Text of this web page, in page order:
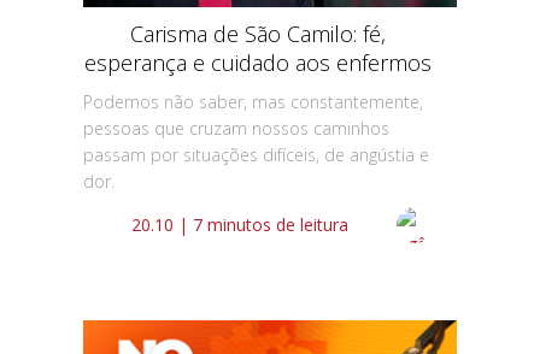
Carisma de São Camilo: fé,
esperança e cuidado aos enfermos
Podemos não saber, mas constantemente,
pessoas que cruzam nossos caminhos
passam por situações difíceis, de angústia e
dor.
20.10 | 7 minutos de leitura